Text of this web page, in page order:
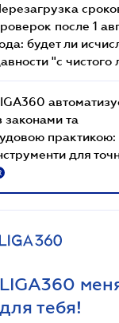
после 1
будет ли
"с чистого
законами та
практикою:
для
LIGA360
для тебя!